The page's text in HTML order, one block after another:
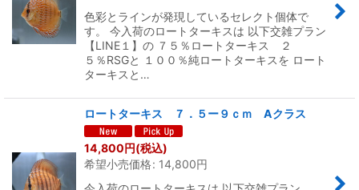
並び順:
絞り込む
色彩とラインが発現しているセレクト個体で
す。 今入荷のロートターキスは 以下交雑プラン
【LINE１】の ７５％ロートターキス ２
５％RSGと １００％純ロートターキスを ロート
ターキスと…
ロートターキス ７．５ー９ｃｍ Aクラス
14,800円(税込)
希望小売価格: 14,800円